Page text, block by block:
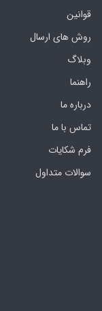
قوانین
روش های ارسال
وبلاگ
راهنما
درباره ما
تماس با ما
فرم‌ شکایات
سوالات متداول